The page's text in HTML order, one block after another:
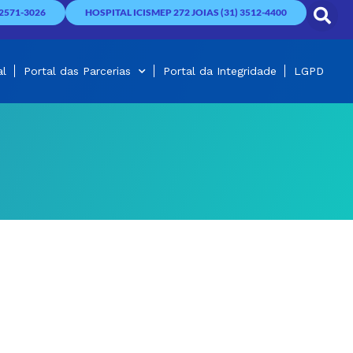
3026 HOSPITAL ICISMEP 272 JOIAS (31) 3512-4400
Portal das Parcerias Portal da Integridade LGPD